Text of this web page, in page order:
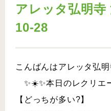
アレッタ弘明寺
10-28
こんばんはアレッタ弘
✨☀️✨本日のレクリエ
【どっちが多い?】